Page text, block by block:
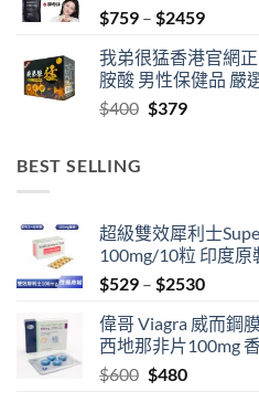
$759 – $2459Price
$759
我弟很猛香港官網
胺酸 男性保健品 嚴
$400 Original
$379Current
BEST SELLING
超級雙效犀利士
100mg/10粒 印度原
$529 – $2530Price
$529
偉哥 Viagra 威而鋼
西地那非片100mg
$600 Original
$480Current